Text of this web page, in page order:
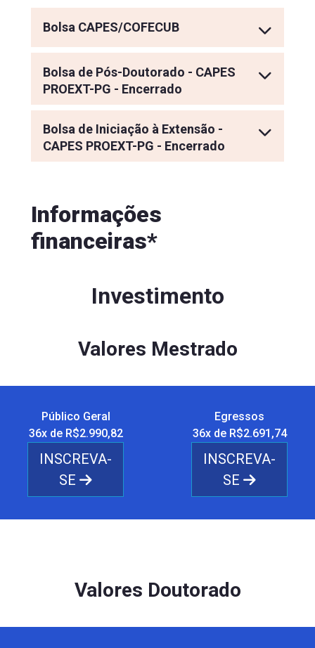
Bolsa CAPES/COFECUB
Bolsa de Pós-Doutorado - CAPES
PROEXT-PG - Encerrado
Bolsa de Iniciação à Extensão -
CAPES PROEXT-PG - Encerrado
Informações
financeiras*
Investimento
Valores Mestrado
Público Geral
36x de R$2.990,82
INSCREVA-
SE
Egressos
36x de R$2.691,74
INSCREVA-
SE
Valores Doutorado